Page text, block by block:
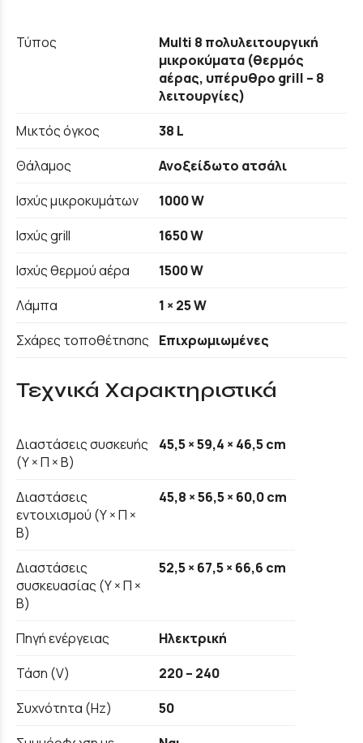
Τύπος
Multi 8 πολυλειτουργική
μικροκύματα (θερμός
αέρας, υπέρυθρο grill – 8
λειτουργίες)
Μικτός όγκος
38 L
Θάλαμος
Ανοξείδωτο ατσάλι
Ισχύς μικροκυμάτων
1000 W
Ισχύς grill
1650 W
Ισχύς θερμού αέρα
1500 W
Λάμπα
1 × 25 W
Σχάρες τοποθέτησης
Επιχρωμιωμένες
Τεχνικά Χαρακτηριστικά
Διαστάσεις συσκευής
(Υ × Π × Β)
45,5 × 59,4 × 46,5 cm
Διαστάσεις
εντοιχισμού (Υ × Π ×
Β)
45,8 × 56,5 × 60,0 cm
Διαστάσεις
συσκευασίας (Υ × Π ×
Β)
52,5 × 67,5 × 66,6 cm
Πηγή ενέργειας
Ηλεκτρική
Τάση (V)
220 – 240
Συχνότητα (Hz)
50